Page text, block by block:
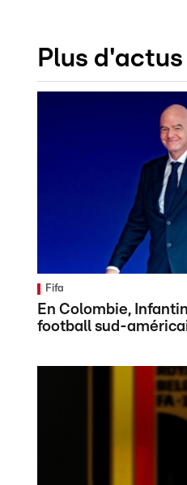
Plus d'actus
Fifa
En Colombie,
football sud-